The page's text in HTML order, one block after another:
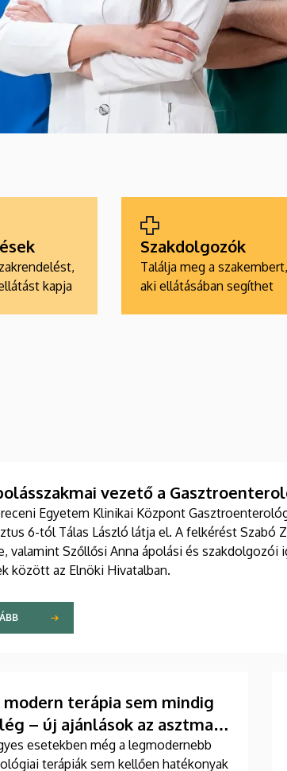
kapja
Szakdolgozók
Találja meg a szakembert,
aki ellátásában segíthet
vezető a
Egyetem Klinikai Központ
6-tól Tálas László látja el. A felkérést Szabó
valamint Szőllősi Anna ápolási és szakdolgozói
között az Elnöki Hivatalban.
modern terápia sem mindig
– új ajánlások az asztma
esetekben még a legmodernebb
terápiák sem kellően hatékonyak